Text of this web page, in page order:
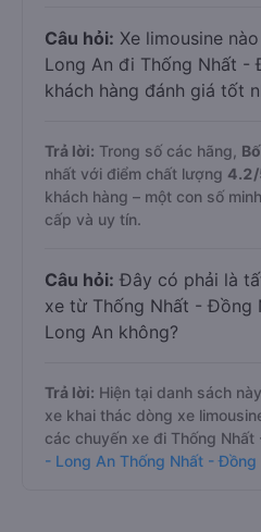
Câu hỏi: Xe limousine
Long An đi Thống Nhất -
khách hàng đánh giá tốt
Trả lời: Trong số các hãng,
nhất với điểm chất lượng 4.2
khách hàng – một con số
cấp và uy tín.
Câu hỏi: Đây có phải là
xe từ Thống Nhất - Đồng
Long An không?
Trả lời: Hiện tại danh sách
xe khai thác dòng xe
các chuyến xe đi Thống Nhất
- Long An Thống Nhất - Đồng